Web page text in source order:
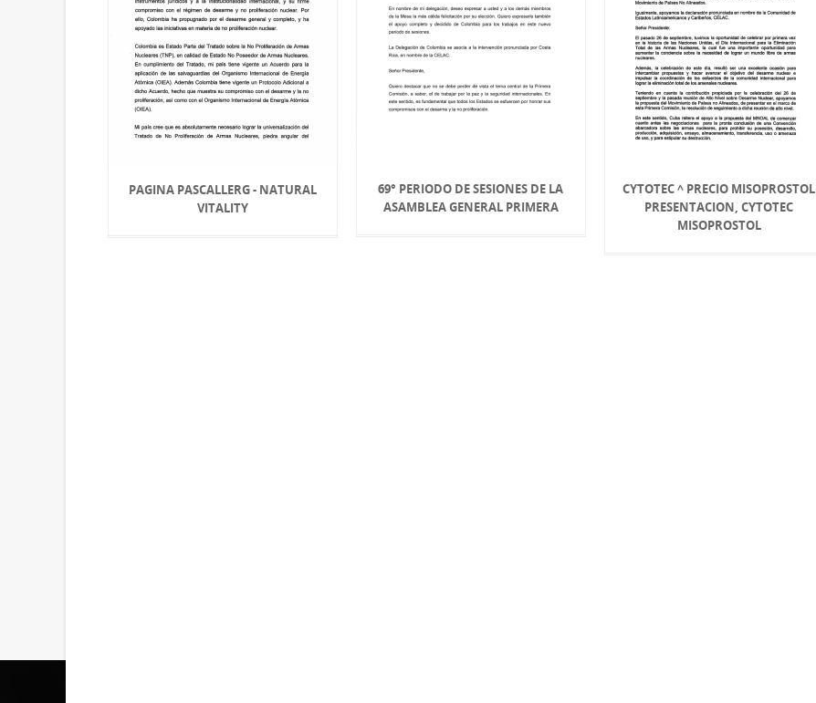
PAGINA PASCALLERG - NATURAL
VITALITY
69° PERIODO DE SESIONES DE LA
ASAMBLEA GENERAL PRIMERA
CYTOTEC ^ PRECIO MISOPROSTOL
PRESENTACION, CYTOTEC
MISOPROSTOL